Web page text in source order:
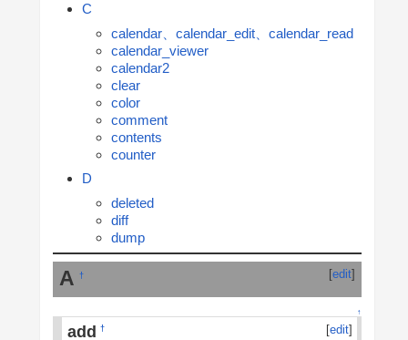
C
calendar、calendar_edit、calendar_read
calendar_viewer
calendar2
clear
color
comment
contents
counter
D
deleted
diff
dump
A † [edit]
↑
add † [edit]